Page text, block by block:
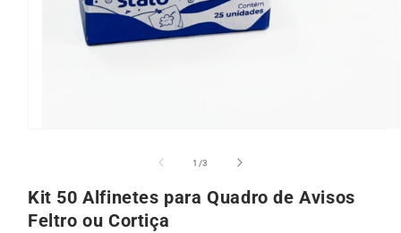
janela
modal
1 /de
3
Kit 50 Alfinetes para Quadro de Avisos
Feltro ou Cortiça